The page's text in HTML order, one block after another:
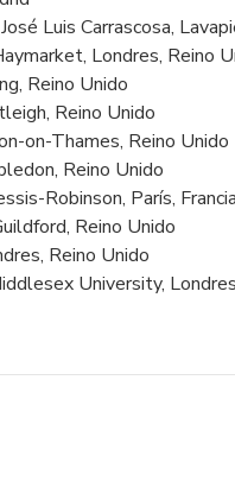
Luis Carrascosa,
Londres, Reino
Reino Unido
Reino Unido
on-Thames, Reino Unido
Reino Unido
Robinson, París, Francia
Reino Unido
Reino Unido
University,